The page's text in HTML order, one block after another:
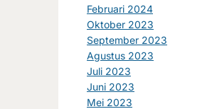
Februari 2024
Oktober 2023
September 2023
Agustus 2023
Juli 2023
Juni 2023
Mei 2023